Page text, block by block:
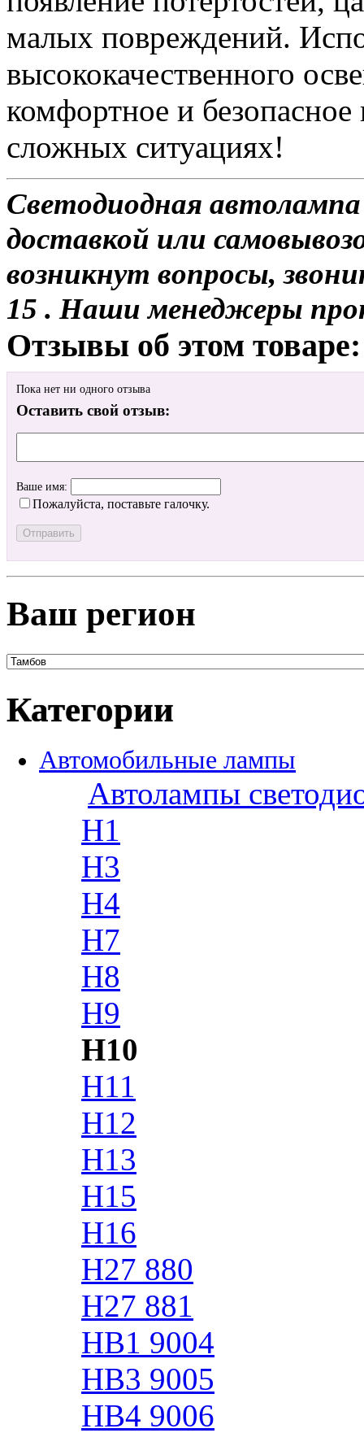
малых повреждений.
высококачественного
комфортное и
сложных ситуациях!
Светодиодная
доставкой или
возникнут вопросы,
15 . Наши менеджеры
Отзывы об этом товаре:
Пока нет ни одного отзыва
Оставить свой отзыв:
Ваше имя:
Пожалуйста, поставьте галочку.
Ваш регион
Категории
Автомобильные лампы
Автолампы
H1
H3
H4
H7
H8
H9
H10
H11
H12
H13
H15
H16
H27 880
H27 881
HB1 9004
HB3 9005
HB4 9006